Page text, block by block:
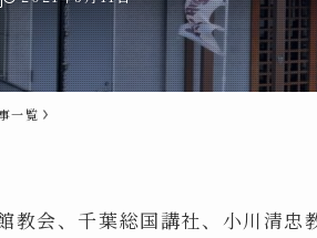
一覧
教会、千葉総国講社、小川清